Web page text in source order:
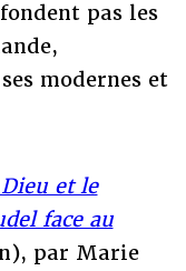
pas les
modernes et
et le
face au
par Marie